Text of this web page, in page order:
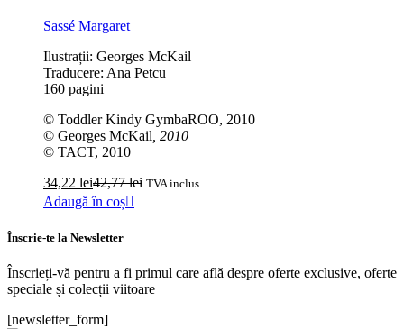
Sassé Margaret
Ilustrații: Georges McKail
Traducere: Ana Petcu
160 pagini
© Toddler Kindy GymbaROO, 2010
© Georges McKail , 2010
© TACT, 2010
34,22 lei42,77lei TVA inclus
Adaugă în coș
Înscrie-te la Newsletter
Înscrieți-vă pentru a fi primul care află despre oferte exclusive, oferte
speciale și colecții viitoare
[newsletter_form]